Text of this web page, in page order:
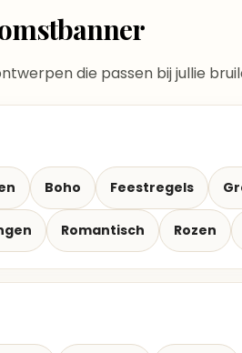
die passen bij jullie
Boho Feestregels
Romantisch Rozen